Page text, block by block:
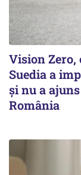
Vision Zero,
Suedia a
şi nu a
România